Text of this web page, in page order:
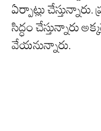
ఏర్పాట్లు
సిద్ధం చేస్తున్నారు
వేయనున్నారు.